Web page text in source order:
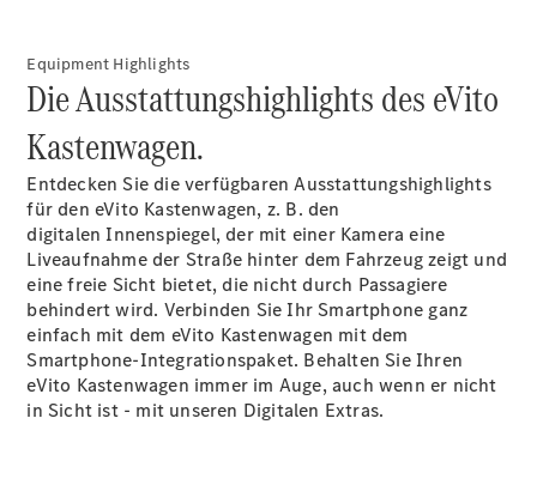
Nachfolgemodell
Vorsteuerabzugsfähige
Mercedes-Benz Vans
Standortsuche
Digitale
Extras
Equipment Highlights
Die Ausstattungshighlights des eVito
Kastenwagen.
Entdecken Sie die verfügbaren Ausstattungshighlights
für den eVito Kastenwagen, z. B. den
digitalen Innenspiegel, der mit einer Kamera eine
Liveaufnahme der Straße hinter dem Fahrzeug zeigt und
eine freie Sicht bietet, die nicht durch Passagiere
behindert wird. Verbinden Sie Ihr Smartphone ganz
einfach mit dem eVito Kastenwagen mit dem
Smartphone-Integrationspaket. Behalten Sie Ihren
eVito Kastenwagen immer im Auge, auch wenn er nicht
in Sicht ist - mit unseren Digitalen Extras.